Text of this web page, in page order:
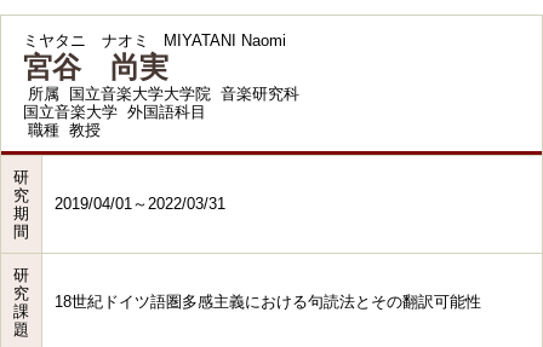
ミヤタニ ナオミ MIYATANI Naomi
宮谷 尚実
所属
国立音楽大学大学院 音楽研究科
国立音楽大学 外国語科目
職種 教授
研
究
期
間
2019/04/01～2022/03/31
研
究
課
題
18世紀ドイツ語圏多感主義における句読法とその翻訳可能性